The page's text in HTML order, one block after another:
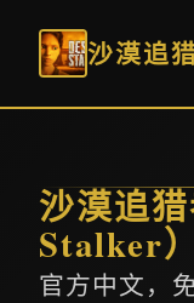
沙漠追
沙漠追
Stalker）
官方中文，